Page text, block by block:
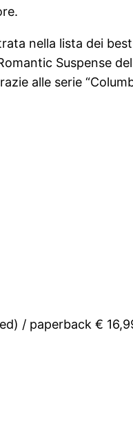
nella lista dei
Suspense
alle serie
/ paperback €